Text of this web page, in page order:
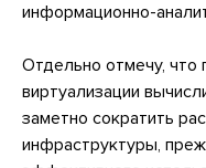
информационно-
Отдельно отмечу, что
виртуализации
заметно сократить
инфраструктуры,